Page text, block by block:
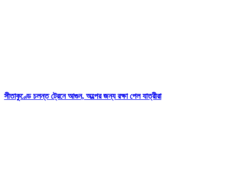
সীতাকুণ্ডে চলন্ত ট্রেনে আগুন, অল্পের জন্য রক্ষা পেল যাত্রীরা